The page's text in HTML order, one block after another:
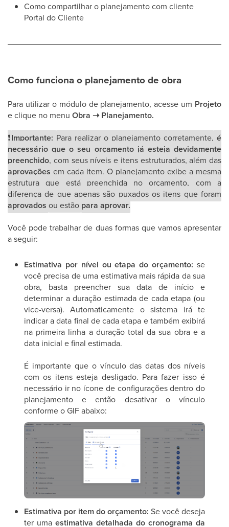
Como compartilhar o planejamento com cliente
Portal do Cliente
Como funciona o planejamento de obra
Para utilizar o módulo de planejamento, acesse um Projeto
e clique no menu Obra ➝ Planejamento.
❗Importante: Para realizar o planejamento corretamente, é
necessário que o seu orçamento já esteja devidamente
preenchido, com seus níveis e itens estruturados, além das
aprovações em cada item. O planejamento exibe a mesma
estrutura que está preenchida no orçamento, com a
diferença de que apenas são puxados os itens que foram
aprovados ou estão para aprovar.
Você pode trabalhar de duas formas que vamos apresentar
a seguir:
Estimativa por nível ou etapa do orçamento: se
você precisa de uma estimativa mais rápida da sua
obra, basta preencher sua data de início e
determinar a duração estimada de cada etapa (ou
vice-versa). Automaticamente o sistema irá te
indicar a data final de cada etapa e também exibirá
na primeira linha a duração total da sua obra e a
data inicial e final estimada.
É importante que o vínculo das datas dos níveis
com os itens esteja desligado. Para fazer isso é
necessário ir no ícone de configurações dentro do
planejamento e então desativar o vínculo
conforme o GIF abaixo:
Estimativa por item do orçamento: Se você deseja
ter uma estimativa detalhada do cronograma da